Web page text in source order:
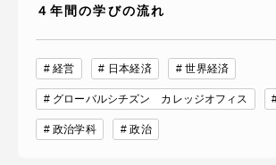
４年間の学びの流れ
経営 日本経済 世界経済
グローバルシチズン カレッジオフィス
政治学科 政治